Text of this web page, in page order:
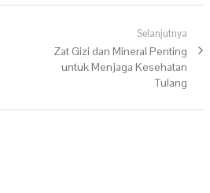
Selanjutnya
Next post:
Zat Gizi dan Mineral Penting
untuk Menjaga Kesehatan
Tulang